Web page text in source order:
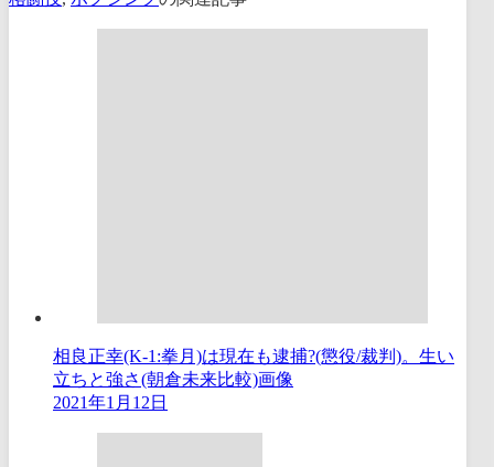
相良正幸(K-1:拳月)は現在も逮捕?(懲役/裁判)。生い
立ちと強さ(朝倉未来比較)画像
2021年1月12日